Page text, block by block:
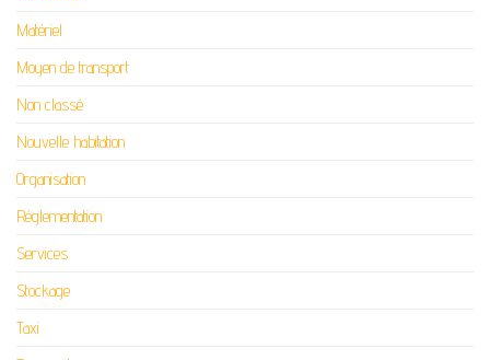
Matériel
Moyen de transport
Non classé
Nouvelle habitation
Organisation
Réglementation
Services
Stockage
Taxi